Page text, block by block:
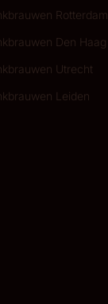
Rotterdam
Den Haag
Utrecht
Leiden